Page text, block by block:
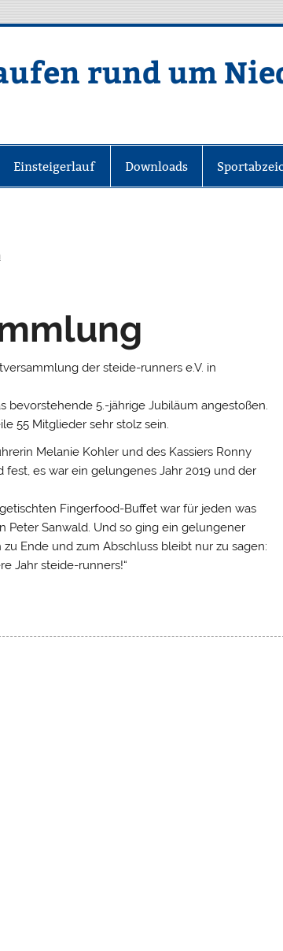
rund um
Einsteigerlauf Downloads
der steide-runners e.V. in
bevorstehende 5.-jährige Jubiläum angestoßen.
55 Mitglieder sehr stolz sein.
Melanie Kohler und des Kassiers Ronny
es war ein gelungenes Jahr 2019 und der
Fingerfood-Buffet war für jeden was
Peter Sanwald. Und so ging ein gelungener
Ende und zum Abschluss bleibt nur zu sagen:
runners!“